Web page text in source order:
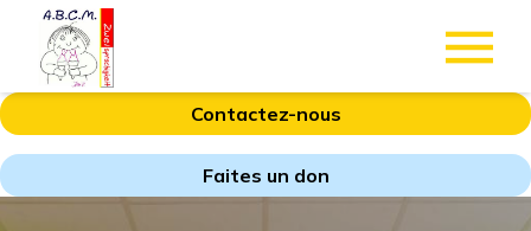
Contactez-nous
Faites un don